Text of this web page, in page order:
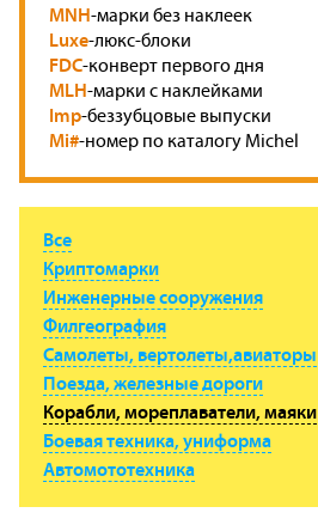
MNH-марки без наклеек
Luxe-люкс-блоки
FDC-конверт первого дня
MLH-марки с наклейками
Imp-беззубцовые выпуски
Mi#-номер по каталогу Michel
Все
Криптомарки
Инженерные сооружения
Филгеография
Самолеты, вертолеты,авиаторы
Поезда, железные дороги
Корабли, мореплаватели, маяки
Боевая техника, униформа
Автомототехника